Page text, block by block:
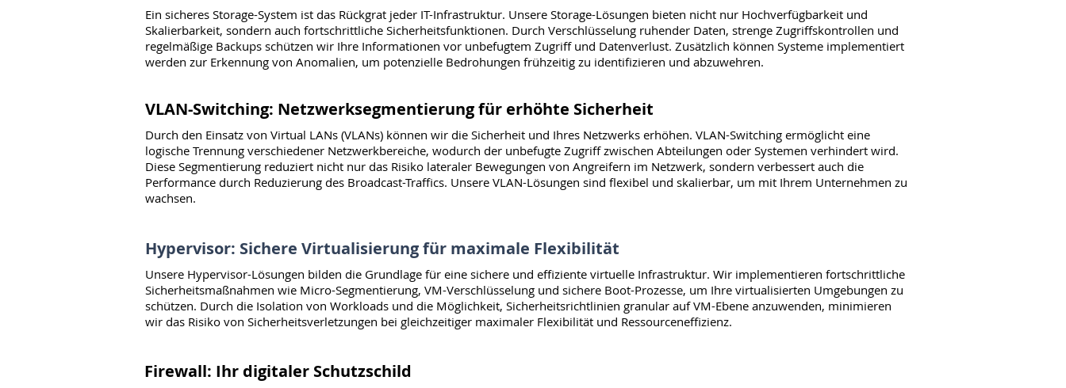
Ein sicheres Storage-System ist das Rückgrat jeder IT-Infrastruktur. Unsere Storage-Lösungen bieten nicht nur Hochverfügbarkeit und
Skalierbarkeit, sondern auch fortschrittliche Sicherheitsfunktionen. Durch Verschlüsselung ruhender Daten, strenge Zugriffskontrollen und
regelmäßige Backups schützen wir Ihre Informationen vor unbefugtem Zugriff und Datenverlust. Zusätzlich können Systeme implementiert
werden zur Erkennung von Anomalien, um potenzielle Bedrohungen frühzeitig zu identifizieren und abzuwehren.
VLAN-Switching: Netzwerksegmentierung für erhöhte Sicherheit
Durch den Einsatz von Virtual LANs (VLANs) können wir die Sicherheit und Ihres Netzwerks erhöhen. VLAN-Switching ermöglicht eine
logische Trennung verschiedener Netzwerkbereiche, wodurch der unbefugte Zugriff zwischen Abteilungen oder Systemen verhindert wird.
Diese Segmentierung reduziert nicht nur das Risiko lateraler Bewegungen von Angreifern im Netzwerk, sondern verbessert auch die
Performance durch Reduzierung des Broadcast-Traffics. Unsere VLAN-Lösungen sind flexibel und skalierbar, um mit Ihrem Unternehmen zu
wachsen.
Hypervisor: Sichere Virtualisierung für maximale Flexibilität
Unsere Hypervisor-Lösungen bilden die Grundlage für eine sichere und effiziente virtuelle Infrastruktur. Wir implementieren fortschrittliche
Sicherheitsmaßnahmen wie Micro-Segmentierung, VM-Verschlüsselung und sichere Boot-Prozesse, um Ihre virtualisierten Umgebungen zu
schützen. Durch die Isolation von Workloads und die Möglichkeit, Sicherheitsrichtlinien granular auf VM-Ebene anzuwenden, minimieren
wir das Risiko von Sicherheitsverletzungen bei gleichzeitiger maximaler Flexibilität und Ressourceneffizienz.
Firewall: Ihr digitaler Schutzschild